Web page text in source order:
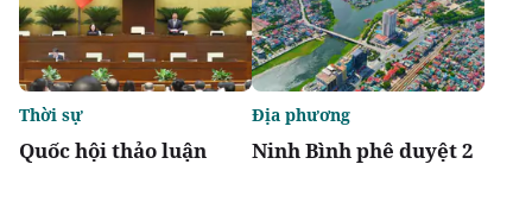
Quốc hội thảo luận
Thời sự
Ninh Bình phê duyệt 2
Địa phương